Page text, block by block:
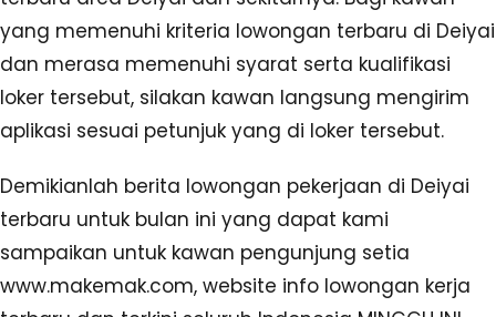
yang memenuhi kriteria lowongan terbaru di Deiyai
dan merasa memenuhi syarat serta kualifikasi
loker tersebut, silakan kawan langsung mengirim
aplikasi sesuai petunjuk yang di loker tersebut.
Demikianlah berita lowongan pekerjaan di Deiyai
terbaru untuk bulan ini yang dapat kami
sampaikan untuk kawan pengunjung setia
www.makemak.com, website info lowongan kerja